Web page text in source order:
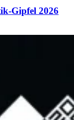
Gipfel 2026